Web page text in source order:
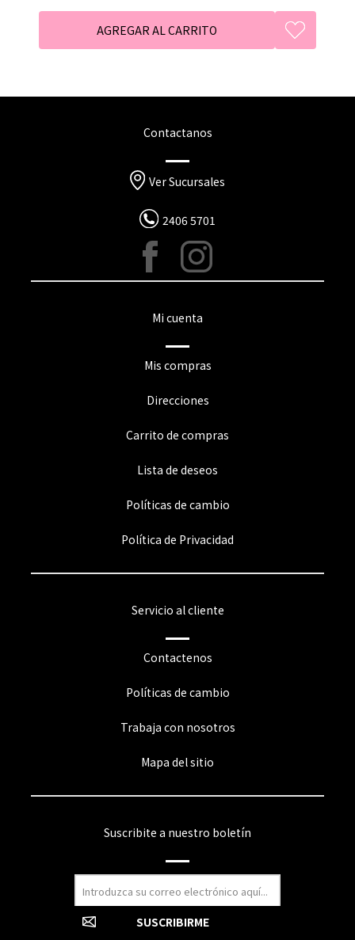
Contactanos
Ver Sucursales
2406 5701
Mi cuenta
Mis compras
Direcciones
Carrito de compras
Lista de deseos
Políticas de cambio
Política de Privacidad
Servicio al cliente
Contactenos
Políticas de cambio
Trabaja con nosotros
Mapa del sitio
Suscribite a nuestro boletín